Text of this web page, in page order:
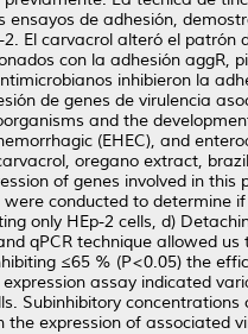
de adhesión,
El carvacrol alteró el
con la adhesión aggR,
inhibieron la
de genes de virulencia
and the
(EHEC), and
oregano extract,
of genes involved in
conducted to determine
only HEp-2 cells, d)
qPCR technique allowed
≤65 % (P<0.05) the
assay indicated
Subinhibitory
expression of associated